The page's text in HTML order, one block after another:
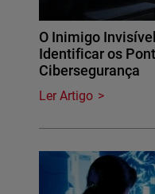
O Inimigo
Identificar os
Cibersegurança
Ler Artigo